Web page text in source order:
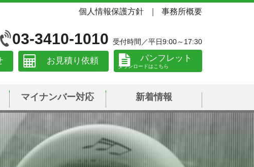
個人情報保護方針 事務所概要
03-3410-1010 受付時間／平日9:00～17:30
お見積り依頼 パンフレット
マイナンバー対応 新着情報